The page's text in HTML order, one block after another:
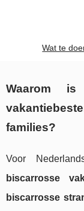
Wat te
Waarom
families?
Voor
biscarrosse
biscarrosse